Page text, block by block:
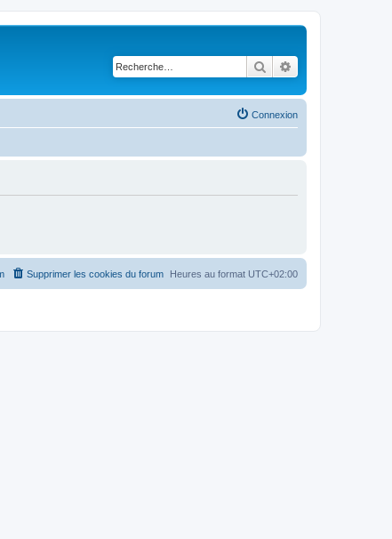
Rechercher
Connexion
Heures au format UTC+02:00
Supprimer les cookies du forum